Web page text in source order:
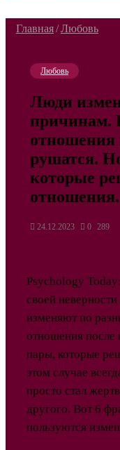
Главная/Любовь
Любовь
Люди
причинам.
отношения
рушатся.
которые
отношения.
24.12.2023 0 289
Psychology
своей
изменяют по
отношения после
пары, которые
этом случае
просто стал
другого. Вот 6
пользуются